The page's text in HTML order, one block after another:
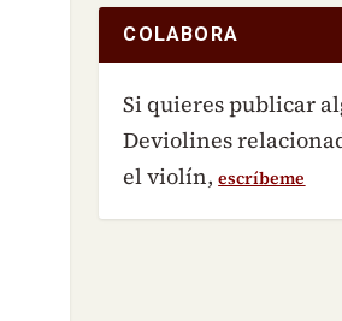
COLABORA
Si quieres publicar
Deviolines
el violín,escríbeme